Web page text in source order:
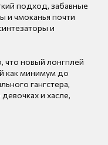
подход, забавные
и чмоканья почти
и
что новый лонгплей
как минимум до
гангстера,
и хасле,